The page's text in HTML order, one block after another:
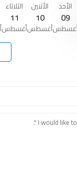
الأحد
09
الأثنين
10
أغسطس
الثلاثاء
11
أغسطس